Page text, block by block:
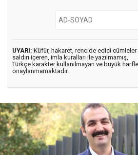
UYARI: Küfür, hakaret, rencide edici cümleler
saldırı içeren, imla kuralları ile yazılmamış,
Türkçe karakter kullanılmayan ve büyük
onaylanmamaktadır.